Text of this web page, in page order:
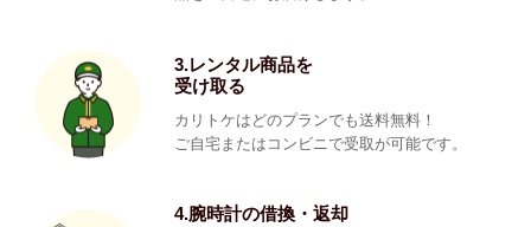
3.レンタル商品を
受け取る
カリトケはどのプランでも送料無料！
ご自宅またはコンビニで受取が可能です。
4.腕時計の借換・返却